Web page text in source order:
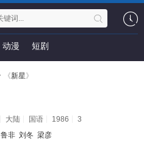
动漫 短剧
《新星》
大陆 国语 1986
3
鲁非 刘冬 梁彦